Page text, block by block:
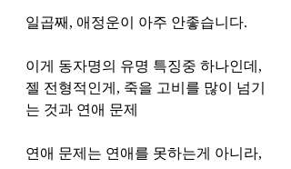
일곱째, 애정운이 아주 안좋습니다.
이게 동자명의 유명 특징중 하나인데,
젤 전형적인게, 죽을 고비를 많이 넘기
는 것과 연애 문제
연애 문제는 연애를 못하는게 아니라,